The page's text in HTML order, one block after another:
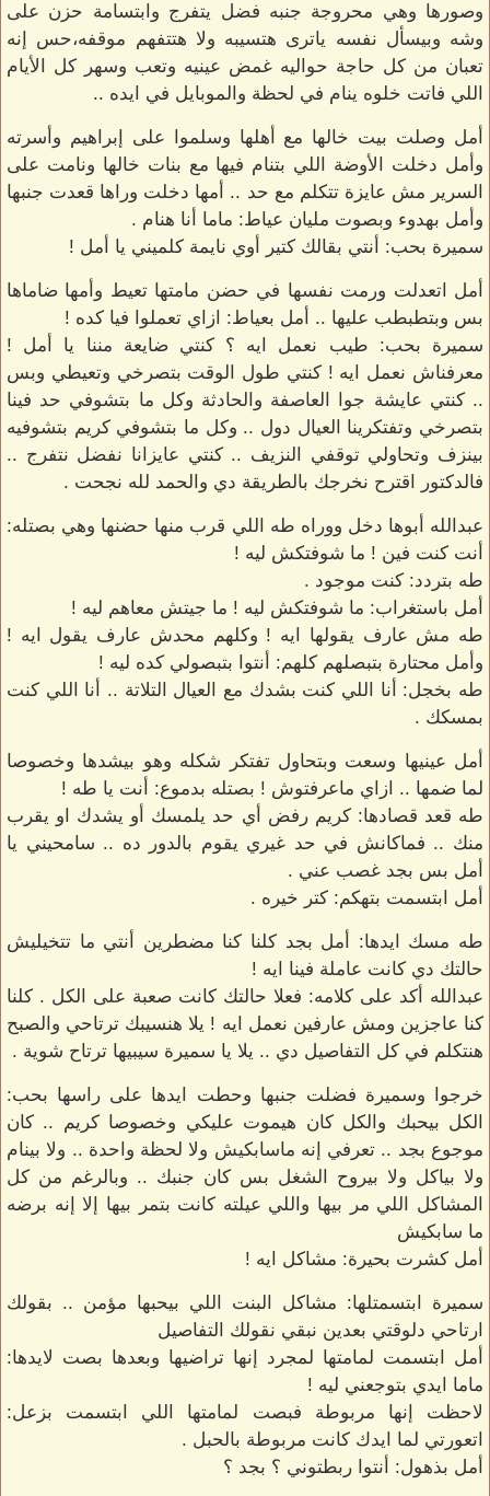
وصورها وهي محروجة جنبه فضل يتفرج وابتسامة حزن على
وشه وبيسأل نفسه ياترى هتسيبه ولا هتتفهم موقفه،حس إنه
تعبان من كل حاجة حواليه غمض عينيه وتعب وسهر كل الأيام
اللي فاتت خلوه ينام في لحظة والموبايل في ايده ..
أمل وصلت بيت خالها مع أهلها وسلموا على إبراهيم وأسرته
وأمل دخلت الأوضة اللي بتنام فيها مع بنات خالها ونامت على
السرير مش عايزة تتكلم مع حد .. أمها دخلت وراها قعدت جنبها
وأمل بهدوء وبصوت مليان عياط: ماما أنا هنام .
سميرة بحب: أنتي بقالك كتير أوي نايمة كلميني يا أمل !
أمل اتعدلت ورمت نفسها في حضن مامتها تعيط وأمها ضاماها
بس وبتطبطب عليها .. أمل بعياط: ازاي تعملوا فيا كده !
سميرة بحب: طيب نعمل ايه ؟ كنتي ضايعة مننا يا أمل !
معرفناش نعمل ايه ! كنتي طول الوقت بتصرخي وتعيطي وبس
.. كنتي عايشة جوا العاصفة والحادثة وكل ما بتشوفي حد فينا
بتصرخي وتفتكرينا العيال دول .. وكل ما بتشوفي كريم بتشوفيه
بينزف وتحاولي توقفي النزيف .. كنتي عايزانا نفضل نتفرج ..
فالدكتور اقترح نخرجك بالطريقة دي والحمد لله نجحت .
عبدالله أبوها دخل ووراه طه اللي قرب منها حضنها وهي بصتله:
أنت كنت فين ! ما شوفتكش ليه !
طه بتردد: كنت موجود .
أمل باستغراب: ما شوفتكش ليه ! ما جيتش معاهم ليه !
طه مش عارف يقولها ايه ! وكلهم محدش عارف يقول ايه !
وأمل محتارة بتبصلهم كلهم: أنتوا بتبصولي كده ليه !
طه بخجل: أنا اللي كنت بشدك مع العيال التلاتة .. أنا اللي كنت
بمسكك .
أمل عينيها وسعت وبتحاول تفتكر شكله وهو بيشدها وخصوصا
لما ضمها .. ازاي ماعرفتوش ! بصتله بدموع: أنت يا طه !
طه قعد قصادها: كريم رفض أي حد يلمسك أو يشدك او يقرب
منك .. فماكانش في حد غيري يقوم بالدور ده .. سامحيني يا
أمل بس بجد غصب عني .
أمل ابتسمت بتهكم: كتر خيره .
طه مسك ايدها: أمل بجد كلنا كنا مضطرين أنتي ما تتخيليش
حالتك دي كانت عاملة فينا ايه !
عبدالله أكد على كلامه: فعلا حالتك كانت صعبة على الكل . كلنا
كنا عاجزين ومش عارفين نعمل ايه ! يلا هنسيبك ترتاحي والصبح
هنتكلم في كل التفاصيل دي .. يلا يا سميرة سيبيها ترتاح شوية .
خرجوا وسميرة فضلت جنبها وحطت ايدها على راسها بحب:
الكل بيحبك والكل كان هيموت عليكي وخصوصا كريم .. كان
موجوع بجد .. تعرفي إنه ماسابكيش ولا لحظة واحدة .. ولا بينام
ولا بياكل ولا بيروح الشغل بس كان جنبك .. وبالرغم من كل
المشاكل اللي مر بيها واللي عيلته كانت بتمر بيها إلا إنه برضه
ما سابكيش
أمل كشرت بحيرة: مشاكل ايه !
سميرة ابتسمتلها: مشاكل البنت اللي بيحبها مؤمن .. بقولك
ارتاحي دلوقتي بعدين نبقي نقولك التفاصيل
أمل ابتسمت لمامتها لمجرد إنها تراضيها وبعدها بصت لايدها:
ماما ايدي بتوجعني ليه !
لاحظت إنها مربوطة فبصت لمامتها اللي ابتسمت بزعل:
اتعورتي لما ايدك كانت مربوطة بالحبل .
أمل بذهول: أنتوا ربطتوني ؟ بجد ؟